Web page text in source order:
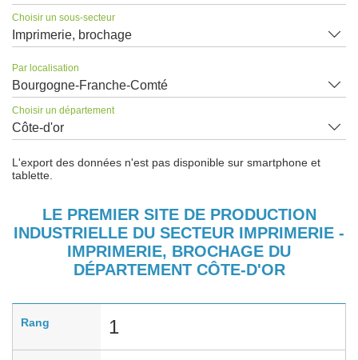
Choisir un sous-secteur
Imprimerie, brochage
Par localisation
Bourgogne-Franche-Comté
Choisir un département
Côte-d'or
L'export des données n'est pas disponible sur smartphone et
tablette.
LE PREMIER SITE DE PRODUCTION
INDUSTRIELLE DU SECTEUR IMPRIMERIE -
IMPRIMERIE, BROCHAGE DU
DÉPARTEMENT CÔTE-D'OR
Rang 1